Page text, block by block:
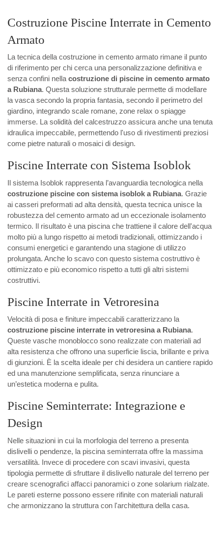
Costruzione Piscine Interrate in Cemento
Armato
La tecnica della costruzione in cemento armato rimane il punto
di riferimento per chi cerca una personalizzazione definitiva e
senza confini nellacostruzione di piscine in cemento armato
a Rubiana. Questa soluzione strutturale permette di modellare
la vasca secondo la propria fantasia, secondo il perimetro del
giardino, integrando scale romane, zone relax o spiagge
immerse. La solidità del calcestruzzo assicura anche una tenuta
idraulica impeccabile, permettendo l'uso di rivestimenti preziosi
come pietre naturali o mosaici di design.
Piscine Interrate con Sistema Isoblok
Il sistema Isoblok rappresenta l’avanguardia tecnologica nella
costruzione piscine con sistema isoblok a Rubiana. Grazie
ai casseri preformati ad alta densità, questa tecnica unisce la
robustezza del cemento armato ad un eccezionale isolamento
termico. Il risultato è una piscina che trattiene il calore dell'acqua
molto più a lungo rispetto ai metodi tradizionali, ottimizzando i
consumi energetici e garantendo una stagione di utilizzo
prolungata. Anche lo scavo con questo sistema costruttivo è
ottimizzato e più economico rispetto a tutti gli altri sistemi
costruttivi.
Piscine Interrate in Vetroresina
Velocità di posa e finiture impeccabili caratterizzano la
costruzione piscine interrate in vetroresina a Rubiana.
Queste vasche monoblocco sono realizzate con materiali ad
alta resistenza che offrono una superficie liscia, brillante e priva
di giunzioni. È la scelta ideale per chi desidera un cantiere rapido
ed una manutenzione semplificata, senza rinunciare a
un’estetica moderna e pulita.
Piscine Seminterrate: Integrazione e
Design
Nelle situazioni in cui la morfologia del terreno a presenta
dislivelli o pendenze, la piscina seminterrata offre la massima
versatilità. Invece di procedere con scavi invasivi, questa
tipologia permette di sfruttare il dislivello naturale del terreno per
creare scenografici affacci panoramici o zone solarium rialzate.
Le pareti esterne possono essere rifinite con materiali naturali
che armonizzano la struttura con l'architettura della casa.